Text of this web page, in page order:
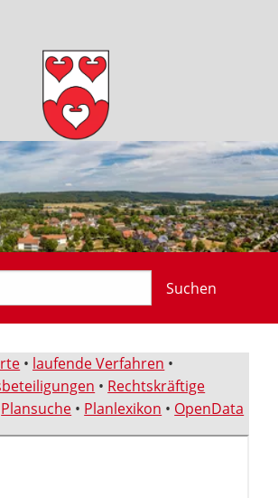
Suchen
• laufende Verfahren •
• Rechtskräftige
Plansuche • Planlexikon • OpenData